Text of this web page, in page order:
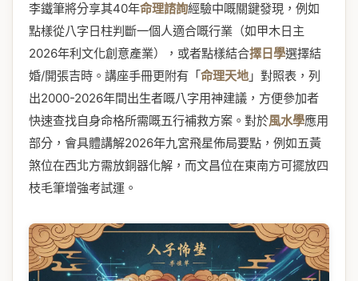
李鐵筆將分享其40年命理諮詢經驗中嘅關鍵發現，例如
點樣從八字日柱判斷一個人適合嘅行業（如甲木日主
2026年利文化創意產業），或者點樣結合擇日學選擇結
婚/開張吉時。講座手冊更附有「命理天地」對照表，列
出2000-2026年間出生者嘅八字用神建議，方便參加者
快速查找自身命格所需嘅五行補救方案。對於風水學應用
部分，會具體講解2026年九宮飛星佈局要點，例如五黃
煞位在西北方需放銅器化解，而文昌位在東南方可擺放四
枝毛筆增強考試運。